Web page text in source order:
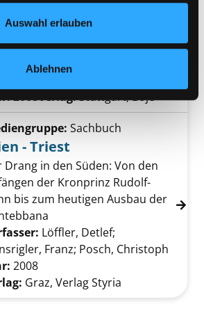
Auswahl erlauben
Ablehnen
Details von Henriette Bimmelbahn
Kinderbuch
Bimmelbahn
lustiges Bilderbuch mit Versen
2008Verlag:Stuttgart, Boje
Details von Wien - Triest anzeigen
Sachbuch
- Triest
Drang in den Süden: Von den
der Kronprinz Rudolf-
bis zum heutigen Ausbau der
Löffler, Detlef;
Franz; Posch, Christoph
2008
Graz, Verlag Styria